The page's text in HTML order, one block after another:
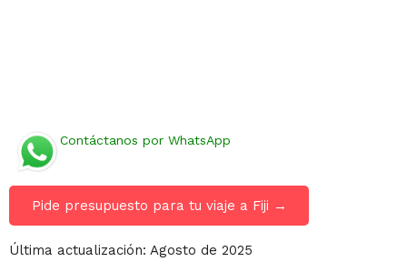
Contáctanos por WhatsApp
Pide presupuesto para tu viaje a Fiji →
Última actualización: Agosto de 2025